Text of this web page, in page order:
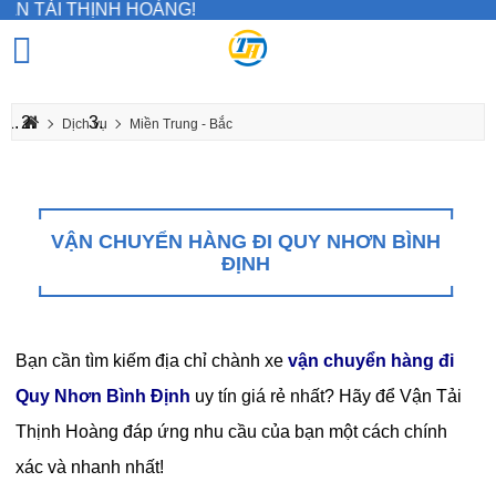
HOÀNG!
Dịch vụ Miền Trung - Bắc
VẬN CHUYỂN HÀNG ĐI QUY NHƠN BÌNH
ĐỊNH
Bạn cần tìm kiếm địa chỉchành xe vận chuyển hàng đi
Quy Nhơn Bình Định uy tín giá rẻ nhất? Hãy để Vận Tải
Thịnh Hoàng đáp ứng nhu cầu của bạn một cách chính
xác và nhanh nhất!